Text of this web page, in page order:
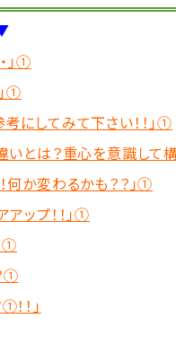
」①
①
にしてみて下さい！！」①
いとは？重心を意識して
何か変わるかも？？」①
ップ！！」①
①
①
！」